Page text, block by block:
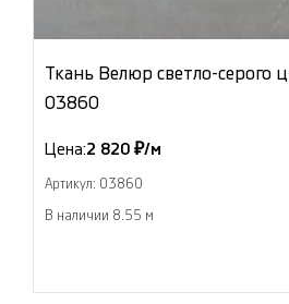
Ткань Велюр светло-серого
03860
Цена:2 820 ₽/м
Артикул: 03860
В наличии 8.55 м